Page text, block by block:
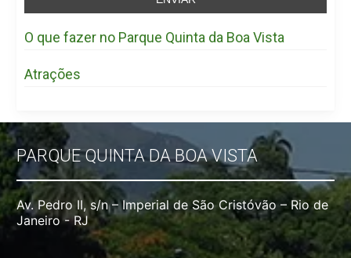
O que fazer no Parque Quinta da Boa Vista
Atrações
PARQUE QUINTA DA BOA VISTA
Av. Pedro II, s/n – Imperial de São Cristóvão – Rio de
Janeiro - RJ